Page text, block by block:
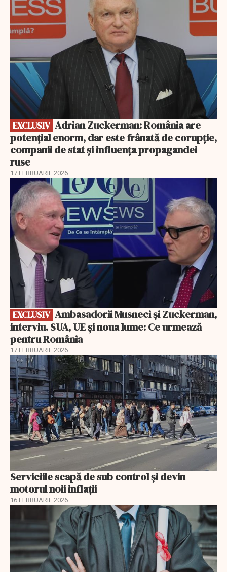
EXCLUSIV
potențial enorm, dar este frânată de corupție,
companii de stat și influența propagandei
ruse
17 FEBRUARIE 2026
EXCLUSIV
EXCLUSIV
interviu. SUA, UE și noua lume: Ce urmează
pentru România
17 FEBRUARIE 2026
Serviciile scapă de sub control și devin
motorul noii inflații
16 FEBRUARIE 2026